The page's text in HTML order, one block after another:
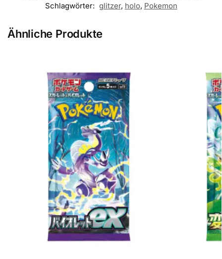
Schlagwörter: glitzer, holo, Pokemon
Ähnliche Produkte